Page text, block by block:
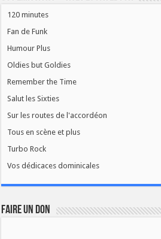
120 minutes
Fan de Funk
Humour Plus
Oldies but Goldies
Remember the Time
Salut les Sixties
Sur les routes de l'accordéon
Tous en scène et plus
Turbo Rock
Vos dédicaces dominicales
FAIRE UN DON